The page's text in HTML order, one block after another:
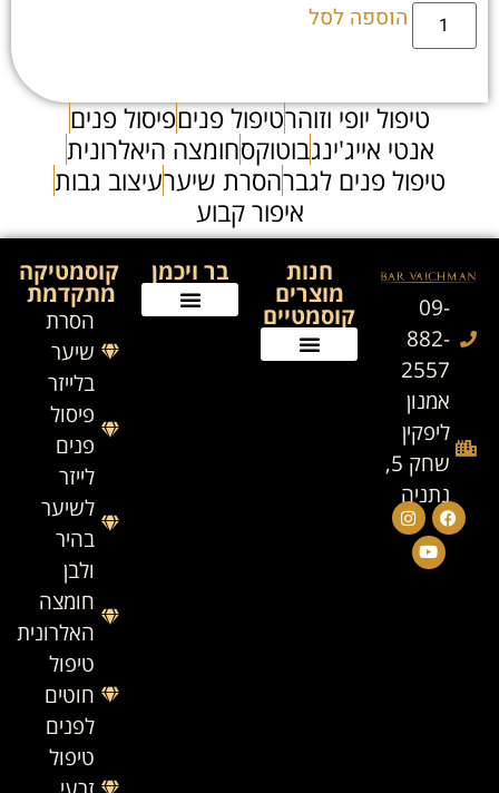
הוספה לסל
טיפול יופי וזוהרטיפול פניםפיסול פנים
אנטי אייג'ינגבוטוקסחומצה היאלרונית
טיפול פנים לגברהסרת שיערעיצוב גבות
איפור קבוע
09-
882-
2557
אמנון
ליפקין
שחק 5,
נתניה
חנות
מוצרים
קוסמטיים
בר ויכמן קוסמטיקה
מתקדמת
הסרת
שיער
בלייזר
פיסול
פנים
לייזר
לשיער
בהיר
ולבן
חומצה
האלרונית
טיפול
חוטים
לפנים
טיפול